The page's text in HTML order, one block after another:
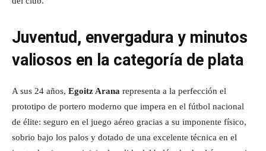
Juventud, envergadura y minutos
valiosos en la categoría de plata
A sus 24 años, Egoitz Arana representa a la perfección el
prototipo de portero moderno que impera en el fútbol nacional
de élite: seguro en el juego aéreo gracias a su imponente físico,
sobrio bajo los palos y dotado de una excelente técnica en el